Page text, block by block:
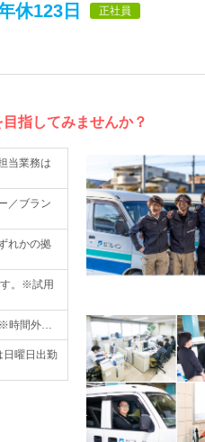
休123日 正社員
指してみませんか？
当業務は
／ブラン
れかの拠
。※試用
※時間外…
曜日出勤